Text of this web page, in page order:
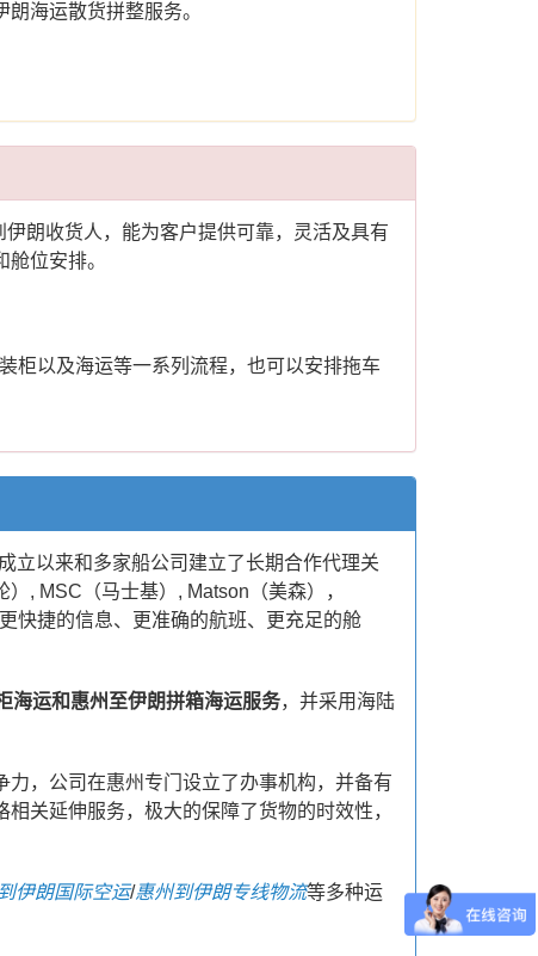
海运散货拼整服务。
朗收货人，能为客户提供可靠，灵活及具有
位安排。
柜以及海运等一系列流程，也可以安排拖车
立以来和多家船公司建立了长期合作代理关
, MSC（马士基）, Matson（美森），
快捷的信息、更准确的航班、更充足的舱
海运和惠州至伊朗拼箱海运服务，并采用海陆
，公司在惠州专门设立了办事机构，并备有
关延伸服务，极大的保障了货物的时效性，
伊朗国际空运/惠州到伊朗专线物流等多种运